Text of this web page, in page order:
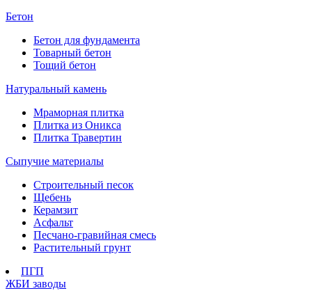
Бетон
Бетон для фундамента
Товарный бетон
Тощий бетон
Натуральный камень
Мраморная плитка
Плитка из Оникса
Плитка Травертин
Сыпучие материалы
Строительный песок
Щебень
Керамзит
Асфальт
Песчано-гравийная смесь
Растительный грунт
ПГП
ЖБИ заводы